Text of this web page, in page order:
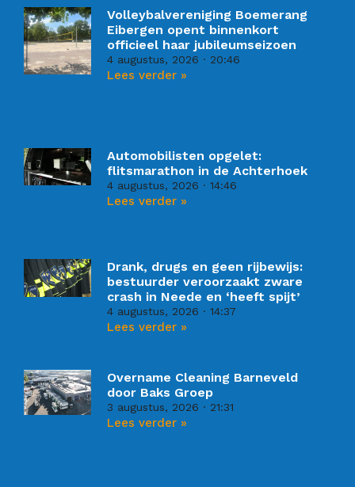
Volleybalvereniging Boemerang
Eibergen opent binnenkort
officieel haar jubileumseizoen
4 augustus, 2026 20:46
Lees verder »
Automobilisten opgelet:
flitsmarathon in de Achterhoek
4 augustus, 2026 14:46
Lees verder »
Drank, drugs en geen rijbewijs:
bestuurder veroorzaakt zware
crash in Neede en ‘heeft spijt’
4 augustus, 2026 14:37
Lees verder »
Overname Cleaning Barneveld
door Baks Groep
3 augustus, 2026 21:31
Lees verder »